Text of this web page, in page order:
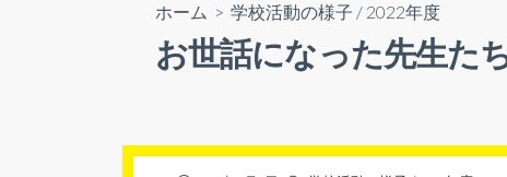
ホーム > 学校活動の様子 / 2022年度
お世話になった先生た